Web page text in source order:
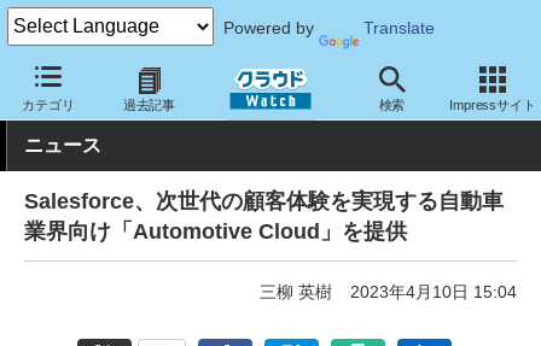
Powered by Translate
カテゴリ 過去記事 検索 Impressサイト
クラウド Watch サービス・ソフト サービス 業務関連
ニュース
Salesforce、次世代の顧客体験を実現する自動車
業界向け「Automotive Cloud」を提供
三柳 英樹 2023年4月10日 15:04